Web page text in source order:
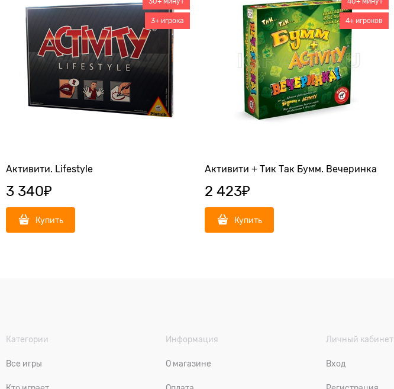
Активити. Lifestyle
3+ игрока
3 340₽
Купить
Активити + Тик Так Бумм. Вечеринка
4+ игроков
2 423₽
Купить
Категории
Все игры
Информация
О магазине
Личный кабинет
Вход